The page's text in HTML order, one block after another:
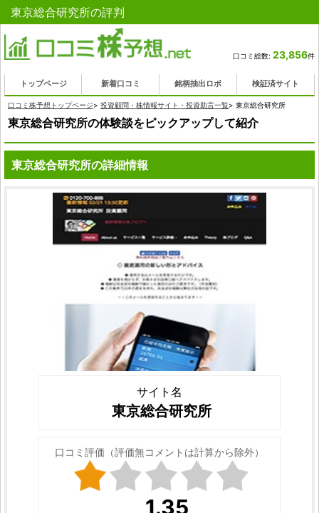
東京総合研究所の評判
口コミ総数: 23,856件
トップページ 新着口コミ 銘柄抽出ロボ 検証済サイト
口コミ株予想トップページ> 投資顧問・株情報サイト・投資助言一覧> 東京総合研究所
東京総合研究所の体験談をピックアップして紹介
東京総合研究所の詳細情報
サイト名
東京総合研究所
口コミ評価（評価無コメントは計算から除外）
1.35